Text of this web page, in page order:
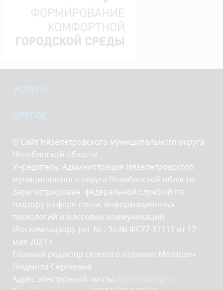
УСЛУГИ
ДРУГОЕ
© Сайт Нязепетровского муниципального округа
Челябинской области
Учредитель: Администрация Нязепетровского
муниципального округа Челябинской области.
Зарегистрирован федеральной службой по
надзору в сфере связи, информационных
технологий и массовых коммуникаций
(Роскомнадзор), рег № : Эл № ФС77-81111 от 17
мая 2021 г.
Главный редактор сетевого издания: Мелашич
Людмила Сергеевна
Адрес электронной почты: